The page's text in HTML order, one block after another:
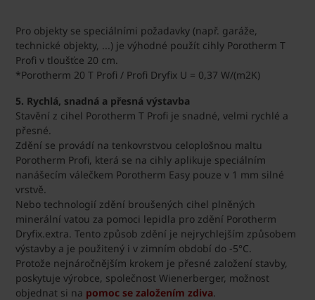
Pro objekty se speciálními požadavky (např. garáže,
technické objekty, ...) je výhodné použít cihly Porotherm T
Profi v tloušťce 20 cm.
*Porotherm 20 T Profi / Profi Dryfix U = 0,37 W/(m2K)
5. Rychlá, snadná a přesná výstavba
Stavění z cihel Porotherm T Profi je snadné, velmi rychlé a
přesné.
Zdění se provádí na tenkovrstvou celoplošnou maltu
Porotherm Profi, která se na cihly aplikuje speciálním
nanášecím válečkem Porotherm Easy pouze v 1 mm silné
vrstvě.
Nebo technologií zdění broušených cihel plněných
minerální vatou za pomoci lepidla pro zdění Porotherm
Dryfix.extra. Tento způsob zdění je nejrychlejším způsobem
výstavby a je použitený i v zimním období do -5°C.
Protože nejnáročnějším krokem je přesné založení stavby,
poskytuje výrobce, společnost Wienerberger, možnost
objednat si na pomoc se založením zdiva.